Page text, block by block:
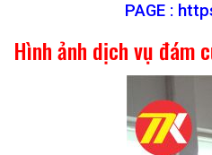
PAGE :
Hình ảnh dịch vụ đám